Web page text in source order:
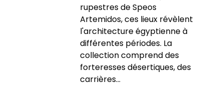
rupestres de Speos
Artemidos, ces lieux révèlent
l'architecture égyptienne à
différentes périodes. La
collection comprend des
forteresses désertiques, des
carrières...